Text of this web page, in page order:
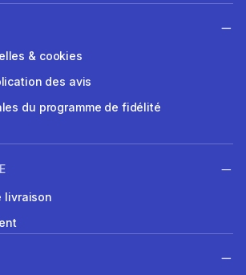
& cookies
des avis
du programme de fidélité
livraison